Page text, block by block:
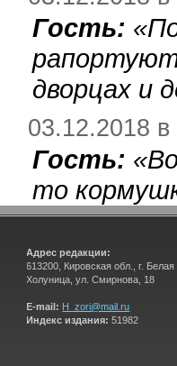
Гость: «
рапортуют
дворцах и
03.12.2018 в
Гость: «
то
Адрес редакции:
613200, Кировская обл., г. Белая
Холуница, ул. Смирнова, 18
E-mail: H_zori@mail.ru
Индекс издания: 51982